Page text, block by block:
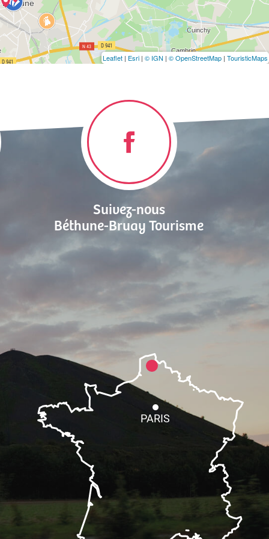
Leaflet | Esri | © IGN | © OpenStreetMap | TouristicMaps
Suivez-nous
Béthune-Bruay Tourisme
PARIS